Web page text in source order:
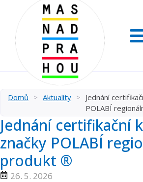
Domů > Aktuality > Jednání
POLABÍ
Jednání certifikační
značky POLABÍ
produkt ®
26. 5. 2026